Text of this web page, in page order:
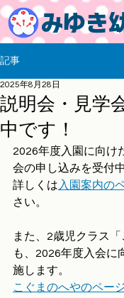
みゆき
記事
説明会・見学
中です！
2025年8月28日
2026年度入園に向け
会の申し込みを受付
詳しくは 入園案内の
さい。
また、2歳児クラス「
も、2026年度入会に
施します。
こぐまのへやのペー